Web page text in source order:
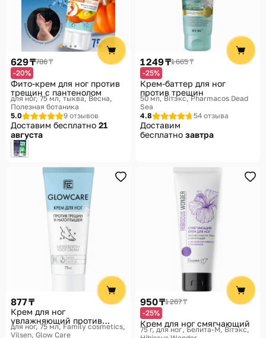
629 ₸786 ₸
-20%
Фито-крем для ног против
трещин с пантенолом
для ног, 75 мл, тыква Весна,
Полезная ботаника
5.0
9 отзывов
Доставим бесплатно 21
августа
1 249 ₸1 665 ₸
-25%
Крем-баттер для ног
против трещин
50 мл Вiтэкс, Pharmacos Dead
Sea
4.8
54 отзыва
Доставим
бесплатно завтра
877 ₸
Крем для ног
увлажняющий против
трещин и натоптышей с
для ног, 75 мл Family cosmetics,
Vilsen, Glow Care
950 ₸1 267 ₸
-25%
Крем для ног смягчающий
75 г, для ног Белита-М, Вiтэкс,